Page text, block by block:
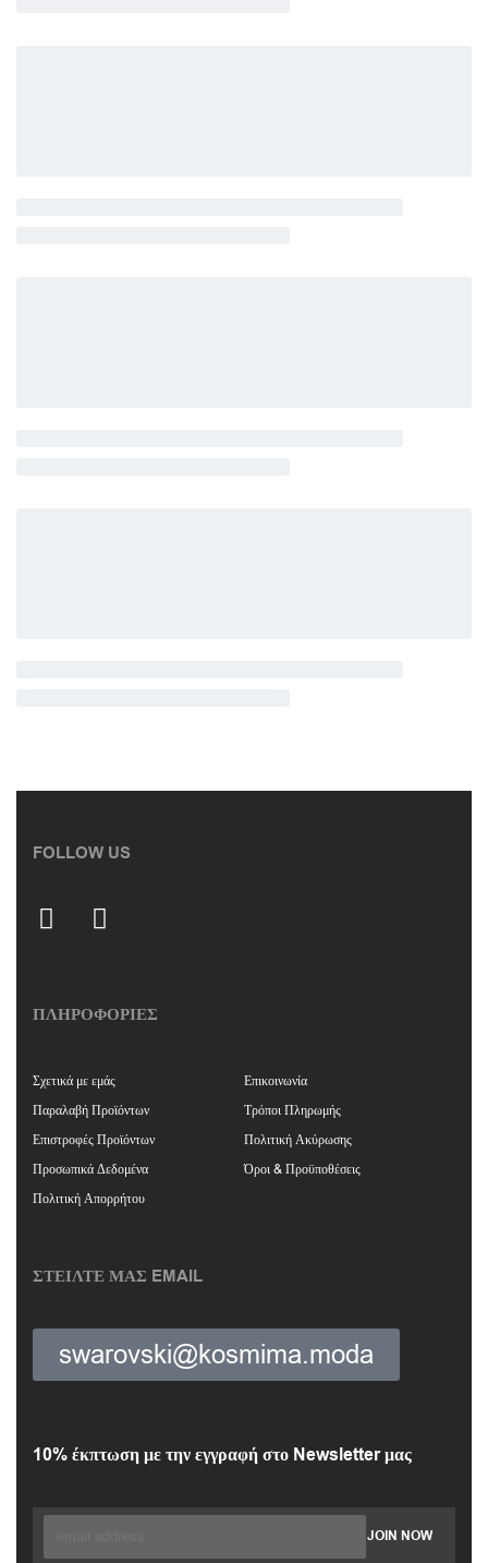
FOLLOW US
ΠΛΗΡΟΦΟΡΙΕΣ
Σχετικά με εμάς
Επικοινωνία
Παραλαβή Προϊόντων
Τρόποι Πληρωμής
Επιστροφές Προϊόντων
Πολιτική Ακύρωσης
Προσωπικά Δεδομένα
Όροι & Προϋποθέσεις
Πολιτική Απορρήτου
ΣΤΕΙΛΤΕ ΜΑΣ EMAIL
swarovski@kosmima.moda
10% έκπτωση με την εγγραφή στο Newsletter μας